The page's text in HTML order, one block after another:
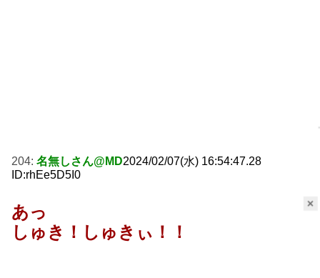
×
204: 名無しさん@MD2024/02/07(水) 16:54:47.28
ID:rhEe5D5I0
あっ
しゅき！しゅきぃ！！